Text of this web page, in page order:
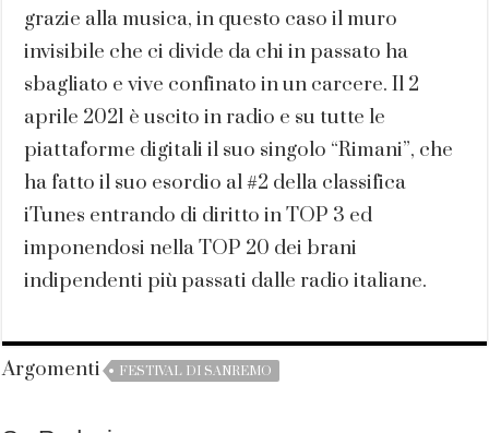
grazie alla musica, in questo caso il muro
invisibile che ci divide da chi in passato ha
sbagliato e vive confinato in un carcere. Il 2
aprile 2021 è uscito in radio e su tutte le
piattaforme digitali il suo singolo “Rimani”, che
ha fatto il suo esordio al #2 della classifica
iTunes entrando di diritto in TOP 3 ed
imponendosi nella TOP 20 dei brani
indipendenti più passati dalle radio italiane.
Argomenti FESTIVAL DI SANREMO